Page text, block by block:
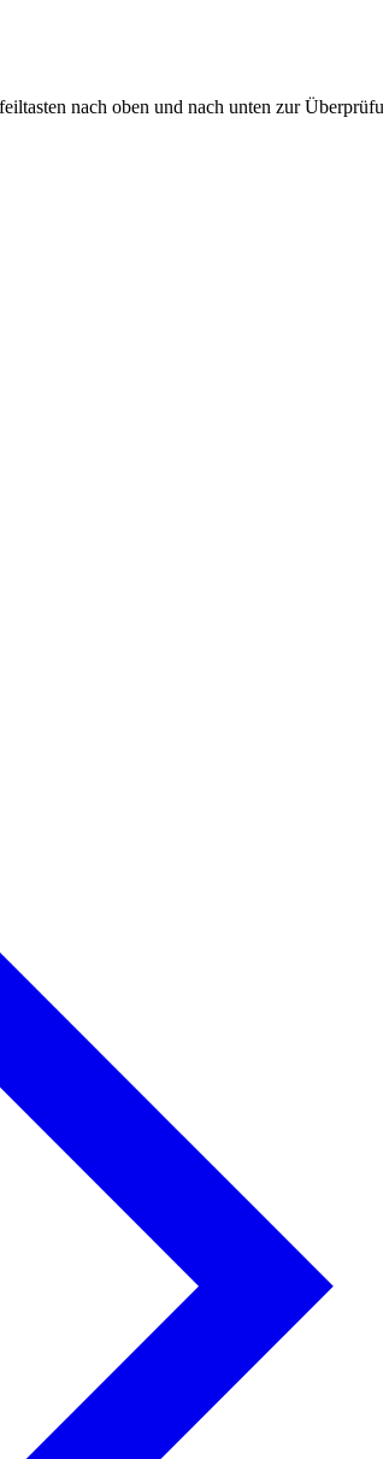
nach oben und nach unten zur